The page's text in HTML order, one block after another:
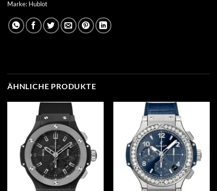
Marke: Hublot
ÄHNLICHE PRODUKTE